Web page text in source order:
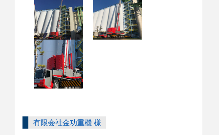
有限会社金功重機 様